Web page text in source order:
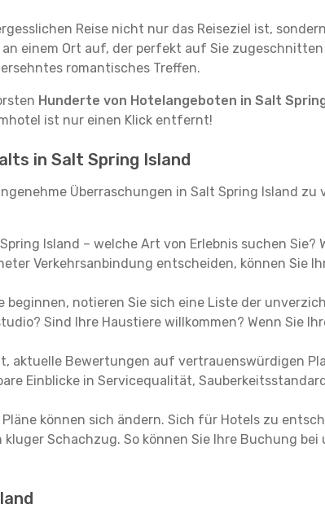
Reise nicht nur das Reiseziel ist,
einem Ort auf, der perfekt auf Sie
romantisches Treffen.
Hunderte von Hotelangeboten in Salt
ist nur einen Klick entfernt!
in Salt Spring Island
Überraschungen in Salt Spring Island zu
Island – welche Art von Erlebnis suchen Sie?
Verkehrsanbindung entscheiden, können Sie
beginnen, notieren Sie sich eine Liste der
Sind Ihre Haustiere willkommen? Wenn Sie
aktuelle Bewertungen auf vertrauenswürdigen
Einblicke in Servicequalität,
können sich ändern. Sich für Hotels zu
Schachzug. So können Sie Ihre Buchung